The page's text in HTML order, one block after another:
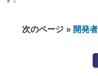
次のページ » 開発